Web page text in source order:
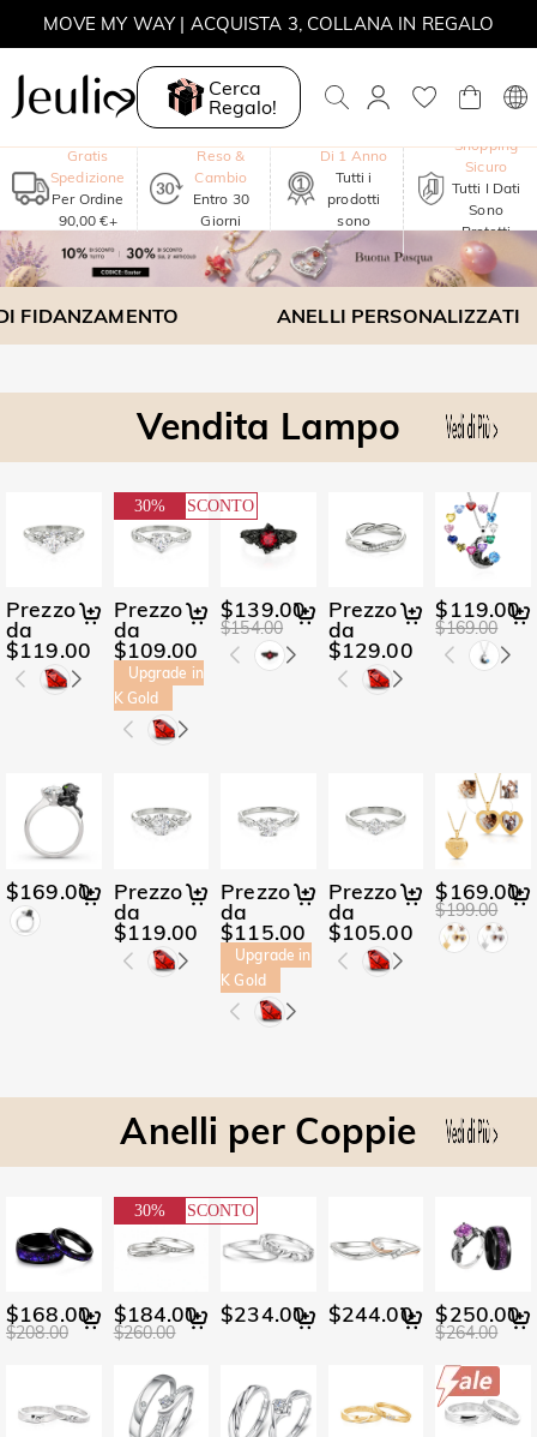
MOVE MY WAY | ACQUISTA 3, COLLANA IN REGALO
Cerca
Regalo!
Gratis
Spedizione
Per Ordine
90,00 €+
Reso &
Cambio
Entro 30
Giorni
Di 1 Anno
Tutti i
prodotti
sono
inclusi
Shopping
Sicuro
Tutti I Dati
Sono
Protetti
FIDANZAMENTO ANELLI PERSONALIZZATI
Vendita Lampo
Prezzo
da
$119.00
30% SCONTO
Prezzo
da
$109.00
Upgrade in
K Gold
$139.00
$154.00
Prezzo
da
$129.00
$119.00
$169.00
$169.00 Prezzo
da
$119.00
Prezzo
da
$115.00
Upgrade in
K Gold
Prezzo
da
$105.00
$169.00
$199.00
Anelli per Coppie
$168.00
$208.00
30% SCONTO
$184.00
$260.00
$234.00 $244.00 $250.00
$264.00